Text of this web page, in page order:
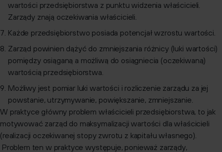
wartości przedsiębiorstwa z punktu widzenia właścicieli.
Zarządy znają oczekiwania właścicieli.
Każde przedsiębiorstwo posiada potencjał wzrostu wartości.
Zarząd powinien dążyć do zmniejszania różnicy (luki wartości)
pomiędzy osiąganą a możliwą do osiągniecia (oczekiwaną)
wartością przedsiębiorstwa.
Możliwy jest pomiar luki wartości i rozliczenie zarządu za jej
powstanie, utrzymywanie, powiększanie, zmniejszanie.
W praktyce główny problem właścicieli przedsiębiorstwa, to jak
motywować zarząd do maksymalizacji wartości dla właścicieli
(realizacji oczekiwanej stopy zwrotu z kapitału własnego).
Problem ten w praktyce występuje, ponieważ zarządy,